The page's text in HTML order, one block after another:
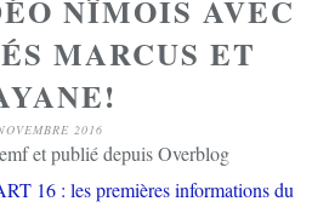
NÎMOIS AVEC
MARCUS ET
2016
et publié depuis Overblog